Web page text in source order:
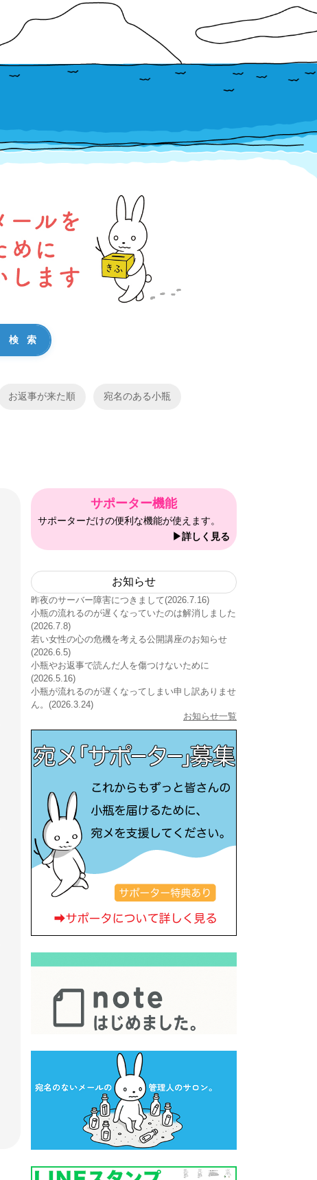
お返事が来た順 宛名のある小瓶
サポーター機能
サポーターだけの便利な機能が使えます。
▶詳しく見る
お知らせ
昨夜のサーバー障害につきまして(2026.7.16)
小瓶の流れるのが遅くなっていたのは解消しました
(2026.7.8)
若い女性の心の危機を考える公開講座のお知らせ
(2026.6.5)
小瓶やお返事で読んだ人を傷つけないために
(2026.5.16)
小瓶が流れるのが遅くなってしまい申し訳ありませ
ん。(2026.3.24)
お知らせ一覧